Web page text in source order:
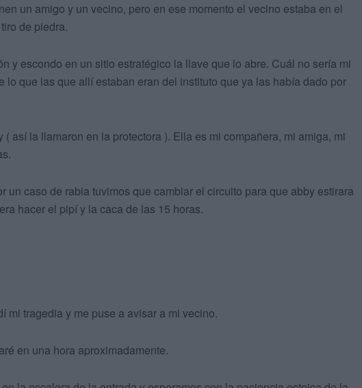
un amigo y un vecino, pero en ese momento el vecino estaba en el
de piedra.
y escondo en un sitio estratégico la llave que lo abre. Cuál no sería mi
lo que las que allí estaban eran del instituto que ya las había dado por
así la llamaron en la protectora ). Ella es mi compañera, mi amiga, mi
un caso de rabia tuvimos que cambiar el circuito para que abby estirara
hacer el pipí y la caca de las 15 horas.
mi tragedia y me puse a avisar a mi vecino.
en una hora aproximadamente.